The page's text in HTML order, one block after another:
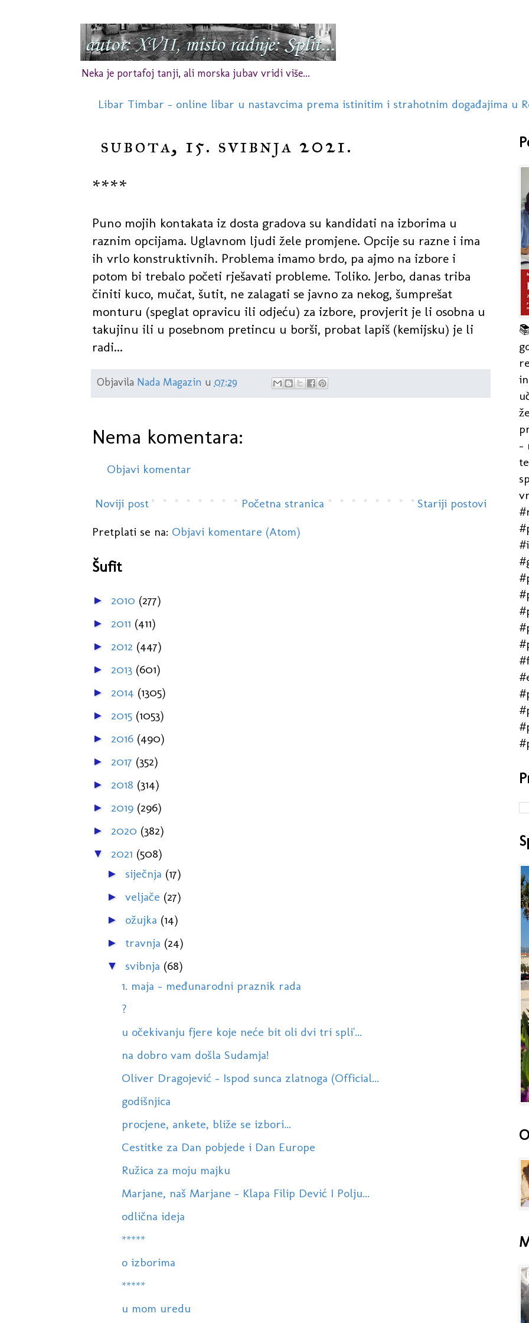
Neka je portafoj tanji, ali morska jubav vridi više...
Libar Timbar - online libar u nastavcima prema istinitim i strahotnim događajima u
subota, 15. svibnja 2021.
****
Puno mojih kontakata iz dosta gradova su kandidati na izborima u
raznim opcijama. Uglavnom ljudi žele promjene. Opcije su razne i ima
ih vrlo konstruktivnih. Problema imamo brdo, pa ajmo na izbore i
potom bi trebalo početi rješavati probleme. Toliko. Jerbo, danas triba
činiti kuco, mučat, šutit, ne zalagati se javno za nekog, šumprešat
monturu (speglat opravicu ili odjeću) za izbore, provjerit je li osobna u
takujinu ili u posebnom pretincu u borši, probat lapiš (kemijsku) je li
radi...
Objavila Nada Magazin u 07:29
Nema komentara:
Objavi komentar
Noviji post Stariji postovi
Početna stranica
Pretplati se na: Objavi komentare (Atom)
Šufit
► 2010 (277)
► 2011 (411)
► 2012 (447)
► 2013 (601)
► 2014 (1305)
► 2015 (1053)
► 2016 (490)
► 2017 (352)
► 2018 (314)
► 2019 (296)
► 2020 (382)
▼ 2021 (508)
► siječnja (17)
► veljače (27)
► ožujka (14)
► travnja (24)
▼ svibnja (68)
1. maja - međunarodni praznik rada
?
u očekivanju fjere koje neće bit oli dvi tri spli'...
na dobro vam došla Sudamja!
Oliver Dragojević - Ispod sunca zlatnoga (Official...
godišnjica
procjene, ankete, bliže se izbori...
Cestitke za Dan pobjede i Dan Europe
Ružica za moju majku
Marjane, naš Marjane - Klapa Filip Dević I Polju...
odlična ideja
*****
o izborima
*****
u mom uredu
-